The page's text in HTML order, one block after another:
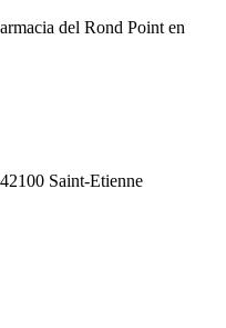
del Rond Point en
Saint-Etienne